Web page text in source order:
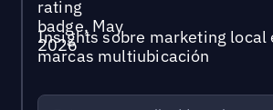
Insights sobre marketing local
marcas multiubicación